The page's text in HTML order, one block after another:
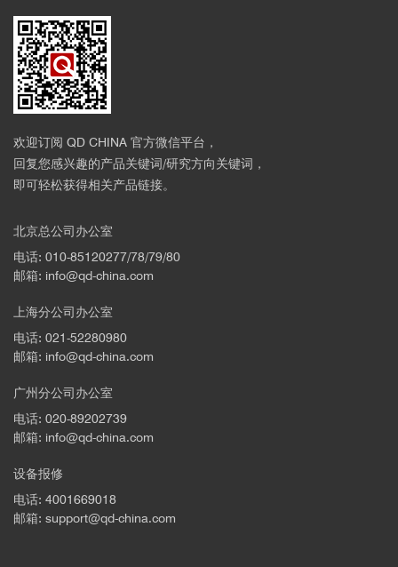
Commun.
欢迎订阅 QD CHINA 官方微信平台，
回复您感兴趣的产品关键词/研究方向关键词，
即可轻松获得相关产品链接。
北京总公司办公室
电话: 010-85120277/78/79/80
邮箱: info@qd-china.com
上海分公司办公室
电话: 021-52280980
邮箱: info@qd-china.com
广州分公司办公室
电话: 020-89202739
邮箱: info@qd-china.com
设备报修
电话: 4001669018
邮箱: support@qd-china.com